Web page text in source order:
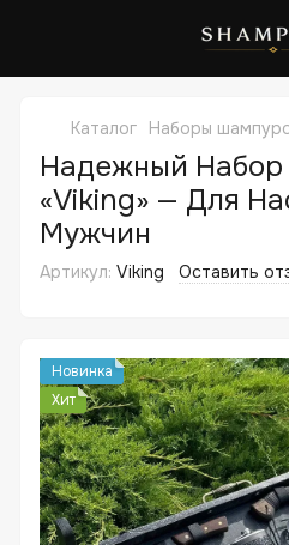
Каталог Наборы
Надежный
«Viking» — Для
Мужчин
Артикул: Viking Оставить
Новинка
Хит